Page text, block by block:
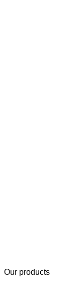
Our products